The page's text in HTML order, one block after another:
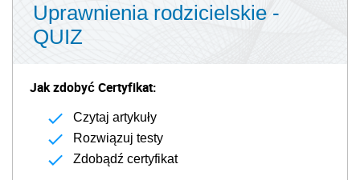
Uprawnienia rodzicielskie -
QUIZ
Jak zdobyć Certyfikat:
Czytaj artykuły
Rozwiązuj testy
Zdobądź certyfikat